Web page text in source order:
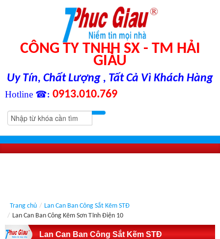
CÔNG TY TNHH SX - TM HẢI
GIÀU
Uy Tín, Chất Lượng , Tất Cả Vì Khách Hàng
Hotline ☎: 0913.010.769
Trang chủ / Lan Can Ban Công Sắt Kẽm STĐ
/ Lan Can Ban Công Kẽm Sơn Tĩnh Điện 10
Lan Can Ban Công Sắt Kẽm STĐ